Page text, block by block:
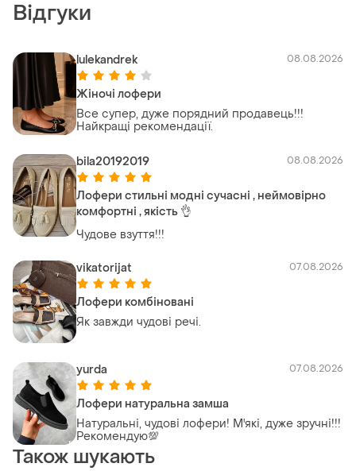
Відгуки
lulekandrek 08.08.2026
Жіночі лофери
Все супер, дуже порядний продавець!!!
Найкращі рекомендації.
bila20192019 08.08.2026
Лофери стильні модні сучасні , неймовірно
комфортні , якість 👌
Чудове взуття!!!
vikatorijat 07.08.2026
Лофери комбіновані
Як завжди чудові речі.
yurda 07.08.2026
Лофери натуральна замша
Натуральні, чудові лофери! М'які, дуже зручні!!!
Рекомендую💯
Також шукають